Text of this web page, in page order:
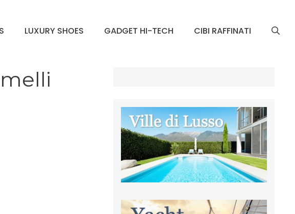
LUXURY SHOES GADGET HI-TECH CIBI RAFFINATI